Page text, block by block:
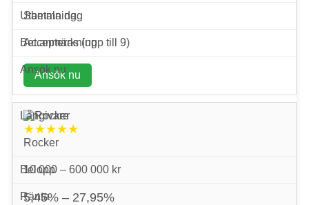
Samma dag
Accepteras (upp till 9)
Ansök nu
★★★★★
Rocker
10 000 – 600 000 kr
5,45% – 27,95%